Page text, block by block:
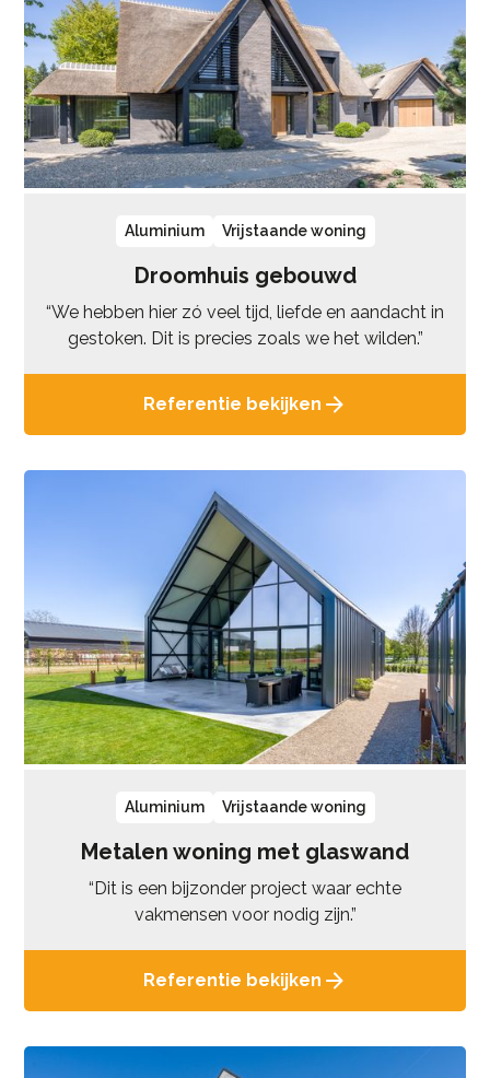
Aluminium Vrijstaande woning
Droomhuis gebouwd
“We hebben hier zó veel tijd, liefde en aandacht in
gestoken. Dit is precies zoals we het wilden.”
Referentie bekijken
Aluminium Vrijstaande woning
Metalen woning met glaswand
“Dit is een bijzonder project waar echte
vakmensen voor nodig zijn.”
Referentie bekijken